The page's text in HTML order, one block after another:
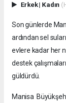
Erkek| Kadın
Son günlerde
ardından sel
evlere kadar her
destek
güldürdü.
Manisa